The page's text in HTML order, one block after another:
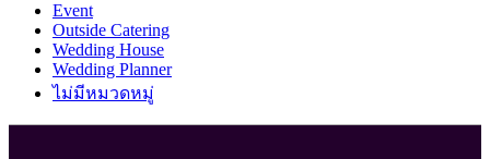
Event
Outside Catering
Wedding House
Wedding Planner
ไม่มีหมวดหมู่